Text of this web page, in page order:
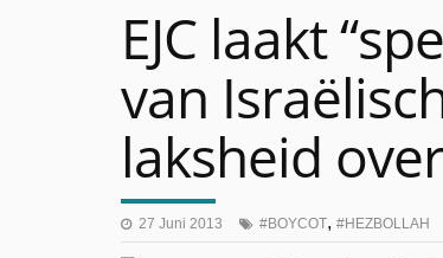
EJC laakt
van
laksheid
27 Juni 2013 BOYCOT, HEZBOLLAH